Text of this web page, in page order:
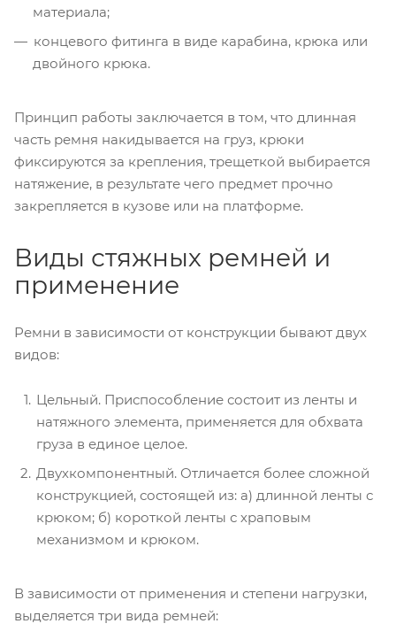
материала;
концевого фитинга в виде карабина, крюка или
двойного крюка.
Принцип работы заключается в том, что длинная
часть ремня накидывается на груз, крюки
фиксируются за крепления, трещеткой выбирается
натяжение, в результате чего предмет прочно
закрепляется в кузове или на платформе.
Виды стяжных ремней и
применение
Ремни в зависимости от конструкции бывают двух
видов:
Цельный. Приспособление состоит из ленты и
натяжного элемента, применяется для обхвата
груза в единое целое.
Двухкомпонентный. Отличается более сложной
конструкцией, состоящей из: а) длинной ленты с
крюком; б) короткой ленты с храповым
механизмом и крюком.
В зависимости от применения и степени нагрузки,
выделяется три вида ремней: